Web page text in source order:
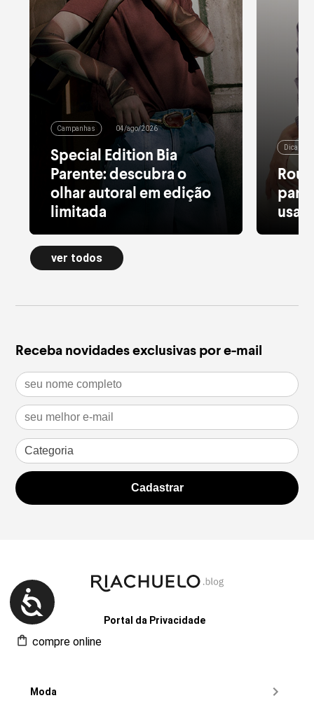
Campanhas 04/ago/2026
Special Edition Bia
Parente: descubra o
olhar autoral em edição
limitada
Alfaiataria leve, tule estampado, pied
de poule e acessórios com pedras
naturais dão forma à nova Special
Edition
Dicas de
para
usar
ver todos
Receba novidades exclusivas por e-mail
Portal da Privacidade
compre online
Moda